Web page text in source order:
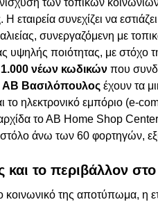
των τοπικών
. Η εταιρεία συνεχίζει να
συνεργαζόμενη με
υψηλής ποιότητας, με στόχο
1.000 νέων κωδικών που
ΑΒ Βασιλόπουλος έχουν τα
το ηλεκτρονικό εμπόριο (e-
το ΑΒ Home Shop
άνω των 60 φορτηγών,
το περιβάλλον στο
της αποτύπωμα, η